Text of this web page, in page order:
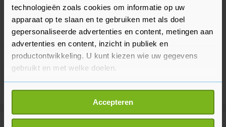
technologieën zoals cookies om informatie op uw
apparaat op te slaan en te gebruiken met als doel
gepersonaliseerde advertenties en content, metingen aan
advertenties en content, inzicht in publiek en
productontwikkeling. U kunt kiezen wie uw gegevens
gebruikt en met welke doelen.
Als u het toestaat, willen we ook graag:
Informatie verzamelen over uw geografische
locatie, die tot een paar meter nauwkeurig kan zijn
Accepteren